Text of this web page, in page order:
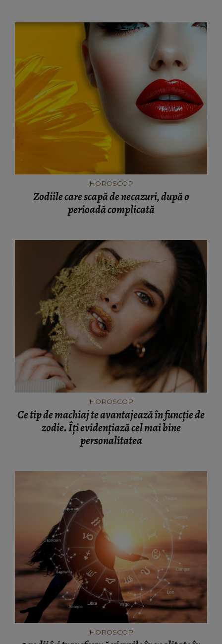
HOROSCOP
Zodiile care scapă de necazuri, după o
perioadă complicată
HOROSCOP
Ce tip de machiaj te avantajează în funcție de
zodie. Îți evidențiază cel mai bine
personalitatea
HOROSCOP